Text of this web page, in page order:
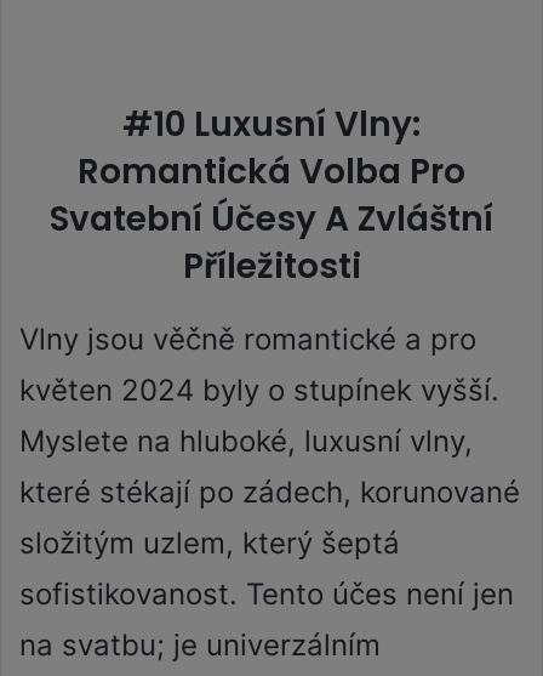
#10 Luxusní Vlny:
Romantická Volba Pro
Svatební Účesy A Zvláštní
Příležitosti
Vlny jsou věčně romantické a pro
květen 2024 byly o stupínek vyšší.
Myslete na hluboké, luxusní vlny,
které stékají po zádech, korunované
složitým uzlem, který šeptá
sofistikovanost. Tento účes není jen
na svatbu; je univerzálním